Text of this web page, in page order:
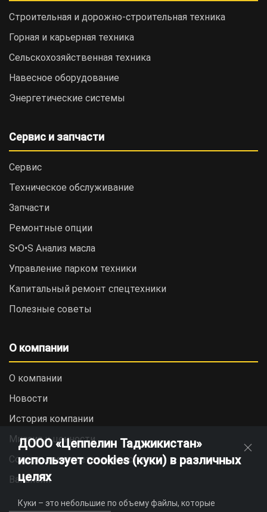
Строительная и дорожно-cтроительная техника
Горная и карьерная техника
Сельскохозяйственная техника
Навесное оборудование
Энергетические системы
Сервис и запчасти
Сервис
Техническое обслуживание
Запчасти
Ремонтные опции
S•O•S Анализ масла
Управление парком техники
Капитальный ремонт спецтехники
Полезные советы
О компании
О компании
Новости
История компании
Миссия и ценности
Социальная ответственность
Вакансии
ДООО «Цеппелин Таджикистан»
использует cookies (куки) в различных
целях
Куки – это небольшие по объему файлы, которые